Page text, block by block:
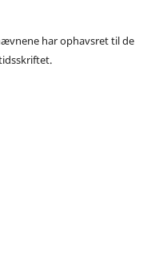
har ophavsret til de